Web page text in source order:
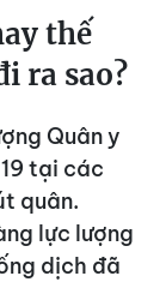
thế
ra sao?
Quân y
tại các
quân.
lực lượng
dịch đã